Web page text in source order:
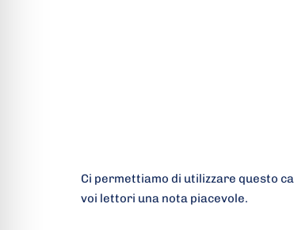
Ci permettiamo di utilizzare questo
voi lettori una nota piacevole.